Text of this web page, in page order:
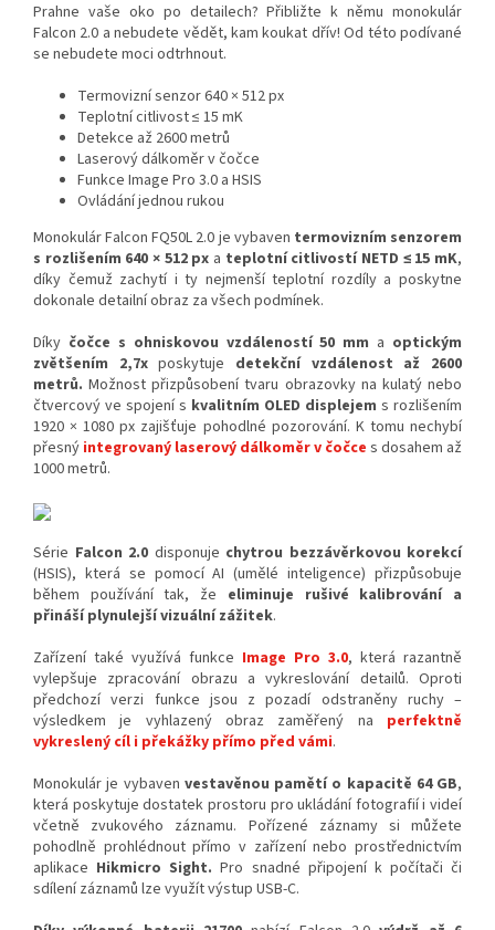
Prahne vaše oko po detailech? Přibližte k němu monokulár
Falcon 2.0 a nebudete vědět, kam koukat dřív! Od této podívané
se nebudete moci odtrhnout.
Termovizní senzor 640 × 512 px
Teplotní citlivost ≤ 15 mK
Detekce až 2600 metrů
Laserový dálkoměr v čočce
Funkce Image Pro 3.0 a HSIS
Ovládání jednou rukou
Monokulár Falcon FQ50L 2.0 je vybaven termovizním senzorem
s rozlišením 640 × 512 px a teplotní citlivostí NETD ≤ 15 mK,
díky čemuž zachytí i ty nejmenší teplotní rozdíly a poskytne
dokonale detailní obraz za všech podmínek.
Díky čočce s ohniskovou vzdáleností 50 mm a optickým
zvětšením 2,7xposkytuje detekční vzdálenost až 2600
metrů. Možnost přizpůsobení tvaru obrazovky na kulatý nebo
čtvercový ve spojení s kvalitním OLED displejem s rozlišením
1920 × 1080 px zajišťuje pohodlné pozorování. K tomu nechybí
přesný integrovaný laserový dálkoměr v čočce s dosahem až
1000 metrů.
Série Falcon 2.0 disponuje chytrou bezzávěrkovou korekcí
(HSIS), která se pomocí AI (umělé inteligence) přizpůsobuje
během používání tak, že eliminuje rušivé kalibrování a
přináší plynulejší vizuální zážitek.
Zařízení také využívá funkce Image Pro 3.0, která razantně
vylepšuje zpracování obrazu a vykreslování detailů. Oproti
předchozí verzi funkce jsou z pozadí odstraněny ruchy –
výsledkem je vyhlazený obraz zaměřený na perfektně
vykreslený cíl i překážky přímo před vámi.
Monokulár je vybaven vestavěnou pamětí o kapacitě 64 GB,
která poskytuje dostatek prostoru pro ukládání fotografií i videí
včetně zvukového záznamu. Pořízené záznamy si můžete
pohodlně prohlédnout přímo v zařízení nebo prostřednictvím
aplikace Hikmicro Sight. Pro snadné připojení k počítači či
sdílení záznamů lze využít výstup USB-C.